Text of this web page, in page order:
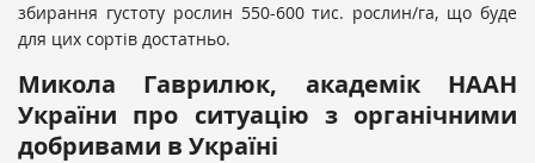
збирання густоту рослин 550-600 тис. рослин/га, що буде
для цих сортів достатньо.
Микола Гаврилюк, академік НААН
України про ситуацію з органічними
добривами в Україні